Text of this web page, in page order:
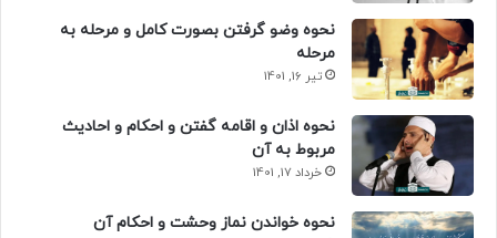
نحوه وضو گرفتن بصورت کامل و مرحله به
مرحله
تیر 16, 1401
نحوه اذان و اقامه گفتن و احکام و احادیث
مربوط به آن
خرداد 17, 1401
نحوه خواندن نماز وحشت و احکام آن